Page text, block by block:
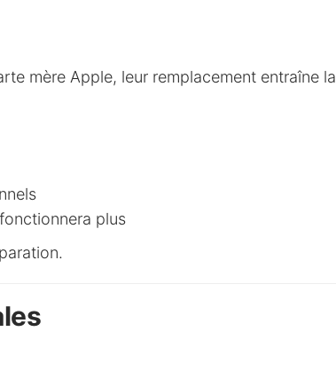
mère Apple, leur remplacement entraîne la
plus